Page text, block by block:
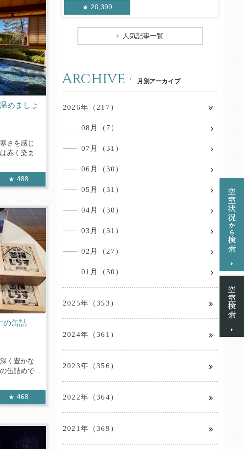
めましょ
さを感じ
赤く染ま...
488
の缶詰
く豊かな
缶詰めで...
468
20,399
人気記事一覧
Archive 月別アーカイブ
2026年（217）
08月（7）
07月（31）
06月（30）
05月（31）
04月（30）
03月（31）
02月（27）
01月（30）
2025年（353）
2024年（361）
2023年（356）
2022年（364）
2021年（369）